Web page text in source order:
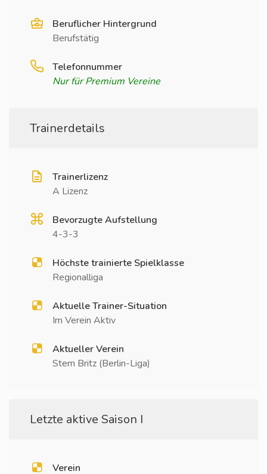
Beruflicher Hintergrund
Berufstätig
Telefonnummer
Nur für Premium Vereine
Trainerdetails
Trainerlizenz
A Lizenz
Bevorzugte Aufstellung
4-3-3
Höchste trainierte Spielklasse
Regionalliga
Aktuelle Trainer-Situation
Im Verein Aktiv
Aktueller Verein
Stern Britz (Berlin-Liga)
Letzte aktive Saison I
Verein